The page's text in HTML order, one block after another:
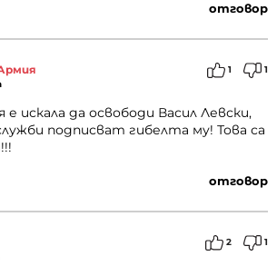
отговор
1 1
искала да освободи Васил Левски,
подписват гибелта му! Това са
отговор
2 1